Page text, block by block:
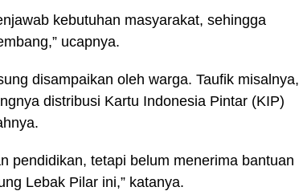
kebutuhan masyarakat, sehingga
ucapnya.
disampaikan oleh warga. Taufik misalnya,
distribusi Kartu Indonesia Pintar (KIP)
pendidikan, tetapi belum menerima bantuan
Lebak Pilar ini,” katanya.